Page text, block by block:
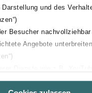
und des
Besucher
Angebote